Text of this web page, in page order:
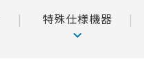
特殊仕様機器